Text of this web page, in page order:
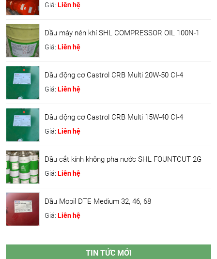
Giá: Liên hệ
Dầu máy nén khí SHL COMPRESSOR OIL 100N-1
Giá: Liên hệ
Dầu động cơ Castrol CRB Multi 20W-50 CI-4
Giá: Liên hệ
Dầu động cơ Castrol CRB Multi 15W-40 CI-4
Giá: Liên hệ
Dầu cắt kính không pha nước SHL FOUNTCUT 2G
Giá: Liên hệ
Dầu Mobil DTE Medium 32, 46, 68
Giá: Liên hệ
TIN TỨC MỚI